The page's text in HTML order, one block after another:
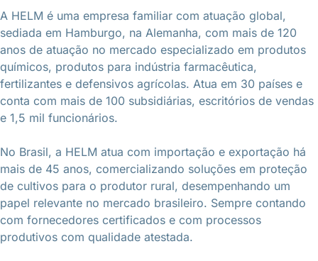
A HELM é uma empresa familiar com atuação global,
sediada em Hamburgo, na Alemanha, com mais de 120
anos de atuação no mercado especializado em produtos
químicos, produtos para indústria farmacêutica,
fertilizantes e defensivos agrícolas. Atua em 30 países e
conta com mais de 100 subsidiárias, escritórios de vendas
e 1,5 mil funcionários.
No Brasil, a HELM atua com importação e exportação há
mais de 45 anos, comercializando soluções em proteção
de cultivos para o produtor rural, desempenhando um
papel relevante no mercado brasileiro. Sempre contando
com fornecedores certificados e com processos
produtivos com qualidade atestada.